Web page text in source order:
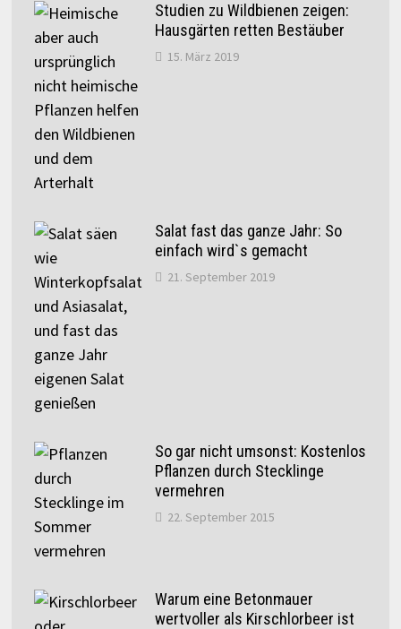
Studien zu Wildbienen zeigen:
Hausgärten retten Bestäuber
15. März 2019
Salat fast das ganze Jahr: So
einfach wird`s gemacht
21. September 2019
So gar nicht umsonst: Kostenlos
Pflanzen durch Stecklinge
vermehren
22. September 2015
Warum eine Betonmauer
wertvoller als Kirschlorbeer ist